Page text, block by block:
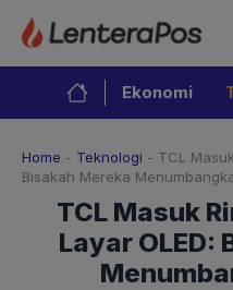
Langsung
isi
Ekonomi
Home - Teknologi - TCL
Bisakah Mereka
TCL Masuk
Layar OLED: